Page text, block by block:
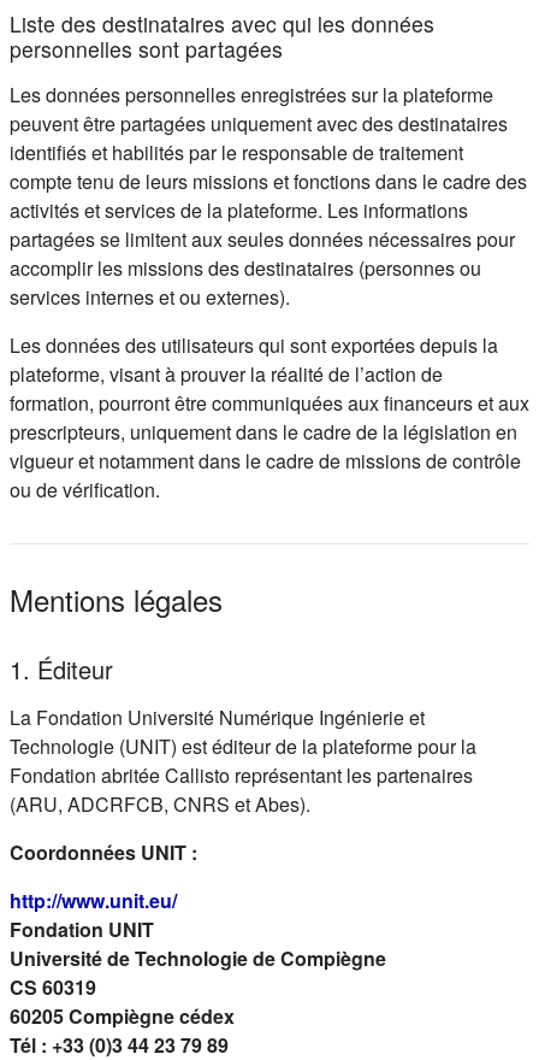
Liste des destinataires avec qui les données
personnelles sont partagées
Les données personnelles enregistrées sur la plateforme
peuvent être partagées uniquement avec des destinataires
identifiés et habilités par le responsable de traitement
compte tenu de leurs missions et fonctions dans le cadre des
activités et services de la plateforme. Les informations
partagées se limitent aux seules données nécessaires pour
accomplir les missions des destinataires (personnes ou
services internes et ou externes).
Les données des utilisateurs qui sont exportées depuis la
plateforme, visant à prouver la réalité de l’action de
formation, pourront être communiquées aux financeurs et aux
prescripteurs, uniquement dans le cadre de la législation en
vigueur et notamment dans le cadre de missions de contrôle
ou de vérification.
Mentions légales
1. Éditeur
La Fondation Université Numérique Ingénierie et
Technologie (UNIT) est éditeur de la plateforme pour la
Fondation abritée Callisto représentant les partenaires
(ARU, ADCRFCB, CNRS et Abes).
Coordonnées UNIT :
http://www.unit.eu/(s'ouvre dans un nouvel onglet)
Fondation UNIT
Université de Technologie de Compiègne
CS 60319
60205 Compiègne cédex
Tél : +33 (0)3 44 23 79 89